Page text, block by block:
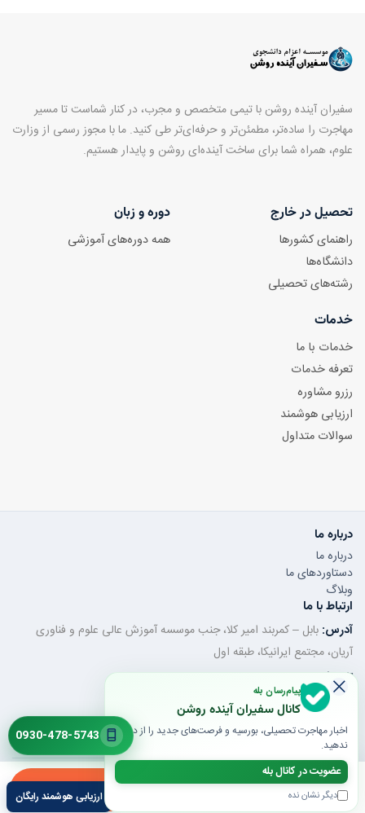
ارزیابی مشاوره
سفیران آینده روشن با تیمی متخصص و مجرب، در کنار شماست تا مسیر
مهاجرت را ساده‌تر، مطمئن‌تر و حرفه‌ای‌تر طی کنید. ما با مجوز رسمی از وزارت
علوم، همراه شما برای ساخت آینده‌ای روشن و پایدار هستیم.
تحصیل در خارج
راهنمای کشورها
دانشگاه‌ها
رشته‌های تحصیلی
دوره و زبان
همه دوره‌های آموزشی
خدمات
خدمات با ما
تعرفه خدمات
رزرو مشاوره
ارزیابی هوشمند
سوالات متداول
درباره ما
درباره ما
دستاوردهای ما
وبلاگ
ارتباط با ما
آدرس: بابل – کمربند امیر کلا، جنب موسسه آموزش عالی علوم و فناوری
آریان، مجتمع ایرانیکا، طبقه اول
تلفن ثابت:011-32350320
موبایل / واتساپ: 0930-478-5743
ایمیل:saroshanbbl@gmail.com
© 1405 تمام حقوق محفوظ است | طراحی و توسعه توسط گروه فنی و مهندسی
0930-478-5743
ارزیابی هوشمند رایگان
پیام‌رسان بله
کانال سفیران آینده روشن
اخبار مهاجرت تحصیلی، بورسیه و فرصت‌های جدید را از دست
ندهید.
عضویت در کانال بله
دیگر نشان نده